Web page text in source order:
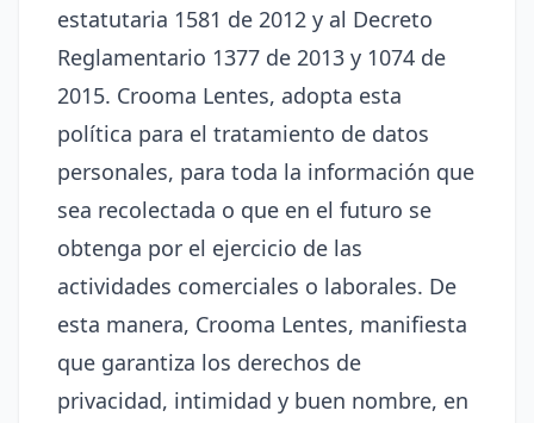
estatutaria 1581 de 2012 y al Decreto
Reglamentario 1377 de 2013 y 1074 de
2015. Crooma Lentes, adopta esta
política para el tratamiento de datos
personales, para toda la información que
sea recolectada o que en el futuro se
obtenga por el ejercicio de las
actividades comerciales o laborales. De
esta manera, Crooma Lentes, manifiesta
que garantiza los derechos de
privacidad, intimidad y buen nombre, en